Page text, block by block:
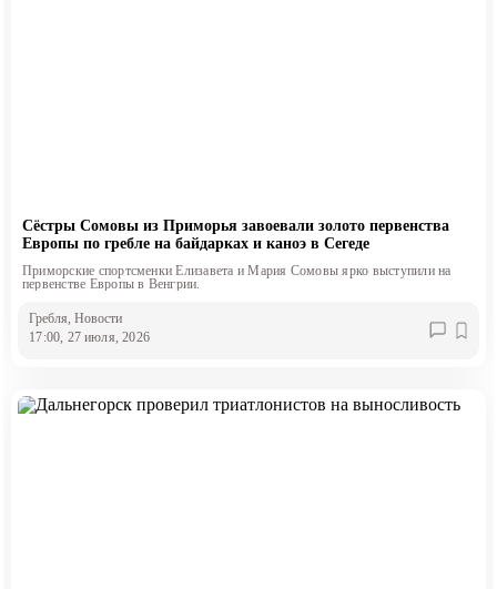
Сёстры Сомовы из Приморья завоевали золото первенства
Европы по гребле на байдарках и каноэ в Сегеде
Приморские спортсменки Елизавета и Мария Сомовы ярко выступили на
первенстве Европы в Венгрии.
Гребля, Новости
17:00, 27 июля, 2026